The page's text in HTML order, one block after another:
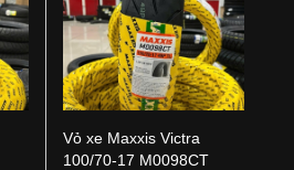
Vỏ xe Maxxis Victra
100/70-17 M0098CT